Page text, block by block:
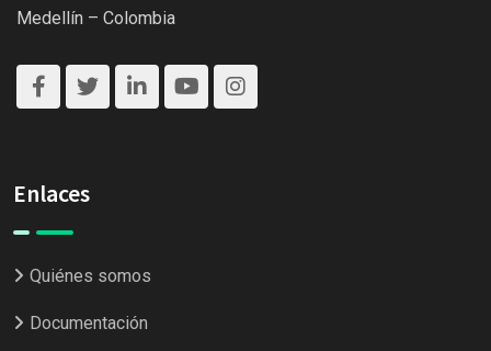
Medellín – Colombia
Enlaces
Quiénes somos
Documentación